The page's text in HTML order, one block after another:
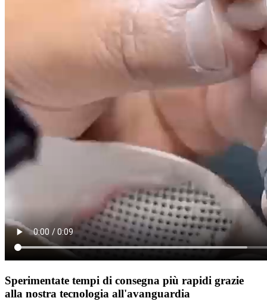
Sperimentate tempi di consegna più rapidi grazie
alla nostra tecnologia all'avanguardia